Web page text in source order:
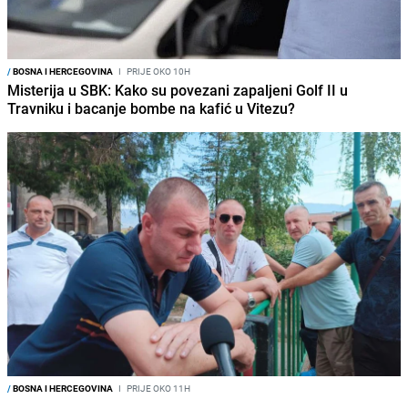
/BOSNA I HERCEGOVINA I PRIJE OKO 10H
Misterija u SBK: Kako su povezani zapaljeni Golf II u
Travniku i bacanje bombe na kafić u Vitezu?
/BOSNA I HERCEGOVINA I PRIJE OKO 11H